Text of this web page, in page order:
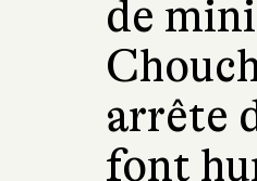
de
arrête
font